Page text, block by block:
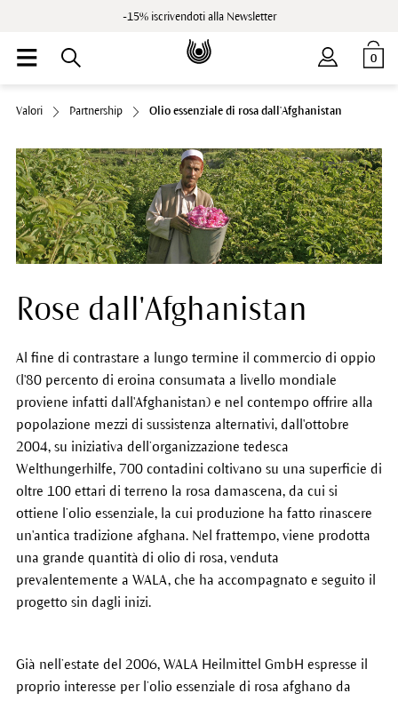
-15% iscrivendoti alla Newsletter
0
Valori Partnership Olio essenziale di rosa dall'Afghanistan
Rose dall'Afghanistan
Al fine di contrastare a lungo termine il commercio di oppio
(l'80 percento di eroina consumata a livello mondiale
proviene infatti dall'Afghanistan) e nel contempo offrire alla
popolazione mezzi di sussistenza alternativi, dall'ottobre
2004, su iniziativa dell’organizzazione tedesca
Welthungerhilfe, 700 contadini coltivano su una superficie di
oltre 100 ettari di terreno la rosa damascena, da cui si
ottiene l’olio essenziale, la cui produzione ha fatto rinascere
un'antica tradizione afghana. Nel frattempo, viene prodotta
una grande quantità di olio di rosa, venduta
prevalentemente a WALA, che ha accompagnato e seguito il
progetto sin dagli inizi.
Già nell’estate del 2006, WALA Heilmittel GmbH espresse il
proprio interesse per l’olio essenziale di rosa afghano da